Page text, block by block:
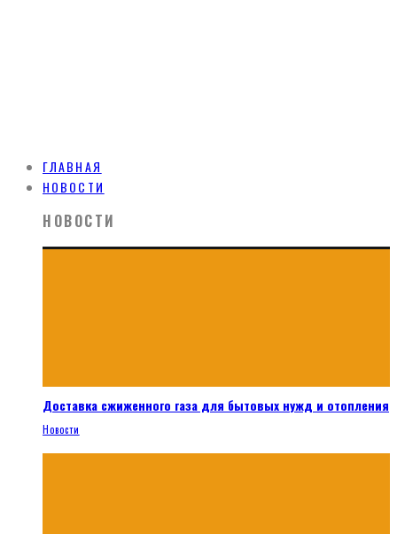
ГЛАВНАЯ
НОВОСТИ
НОВОСТИ
Доставка сжиженного газа для бытовых нужд и отопления
Новости